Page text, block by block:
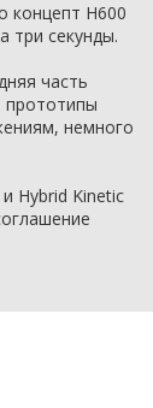
концепт H600
три секунды.
часть
немного
Hybrid Kinetic